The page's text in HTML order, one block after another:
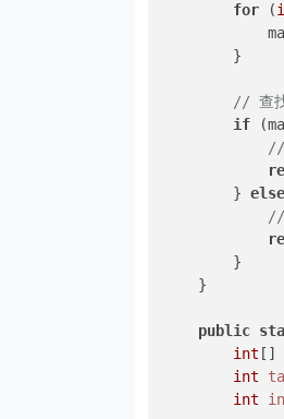
for (
        }
// 查找
if
//
        }
else
//
        }
    }
public
int []
int
int